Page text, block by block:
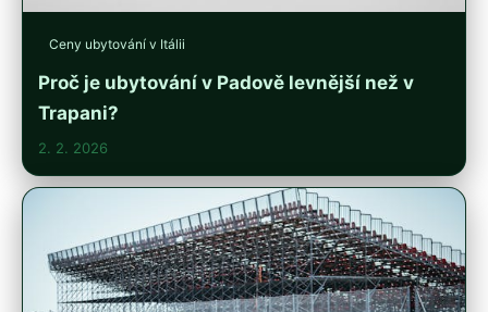
Ceny ubytování v Itálii
Proč je ubytování v Padově levnější než v
Trapani?
2. 2. 2026